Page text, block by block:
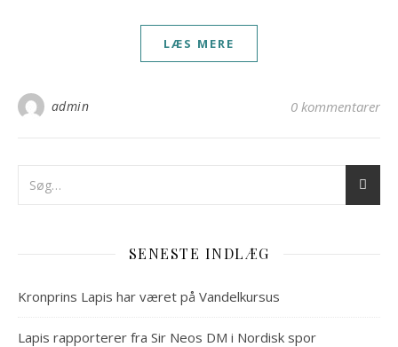
LÆS MERE
admin 0 kommentarer
SENESTE INDLÆG
Kronprins Lapis har været på Vandelkursus
Lapis rapporterer fra Sir Neos DM i Nordisk spor